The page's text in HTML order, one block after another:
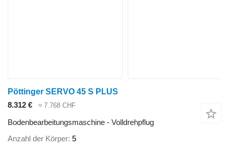
Pöttinger SERVO 45 S PLUS
8.312 €
≈ 7.768 CHF
Bodenbearbeitungsmaschine - Volldrehpflug
Anzahl der Körper 5